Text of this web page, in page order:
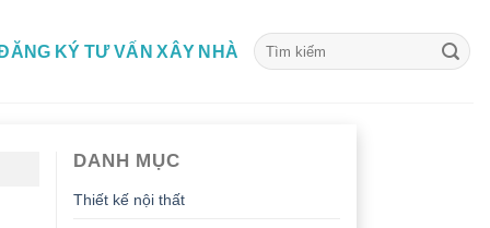
KÝ TƯ VẤN XÂY NHÀ
DANH MỤC
Thiết kế nội thất